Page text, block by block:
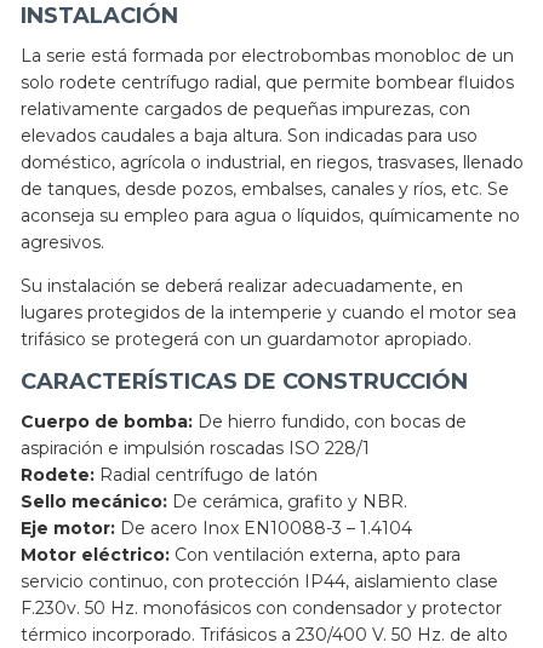
INSTALACIÓN
La serie está formada por electrobombas monobloc de un
solo rodete centrífugo radial, que permite bombear fluidos
relativamente cargados de pequeñas impurezas, con
elevados caudales a baja altura. Son indicadas para uso
doméstico, agrícola o industrial, en riegos, trasvases, llenado
de tanques, desde pozos, embalses, canales y ríos, etc. Se
aconseja su empleo para agua o líquidos, químicamente no
agresivos.
Su instalación se deberá realizar adecuadamente, en
lugares protegidos de la intemperie y cuando el motor sea
trifásico se protegerá con un guardamotor apropiado.
CARACTERÍSTICAS DE CONSTRUCCIÓN
Cuerpo de bomba: De hierro fundido, con bocas de
aspiración e impulsión roscadas ISO 228/1
Rodete: Radial centrífugo de latón
Sello mecánico: De cerámica, grafito y NBR.
Eje motor: De acero Inox EN10088-3 – 1.4104
Motor eléctrico: Con ventilación externa, apto para
servicio continuo, con protección IP44, aislamiento clase
F.230v. 50 Hz. monofásicos con condensador y protector
térmico incorporado. Trifásicos a 230/400 V. 50 Hz. de alto